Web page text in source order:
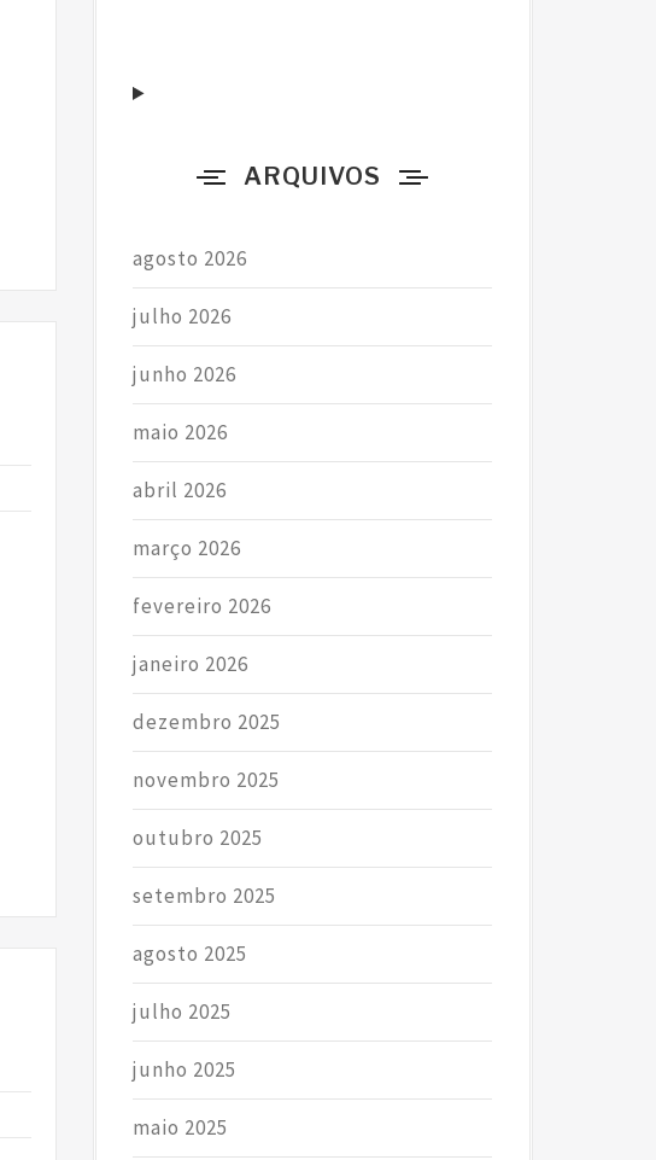
ARQUIVOS
agosto 2026
julho 2026
junho 2026
maio 2026
abril 2026
março 2026
fevereiro 2026
janeiro 2026
dezembro 2025
novembro 2025
outubro 2025
setembro 2025
agosto 2025
julho 2025
junho 2025
maio 2025